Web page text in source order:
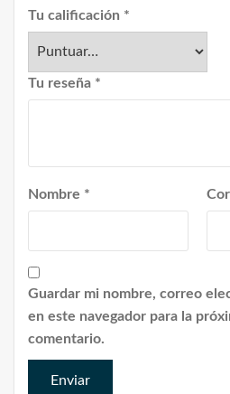
Tu calificación *
Tu reseña *
Nombre *
Guardar mi nombre, correo
en este navegador para la
comentario.